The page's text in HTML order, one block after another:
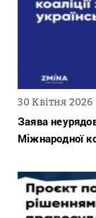
30 Квітня 2026
Заява
Міжнародної